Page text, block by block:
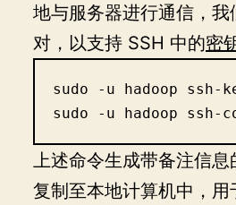
地与服务器进行通信，我
对，以支持 SSH 中的密
sudo -u hadoop ssh-
sudo -u hadoop
上述命令生成带备注信
复制至本地计算机中，用